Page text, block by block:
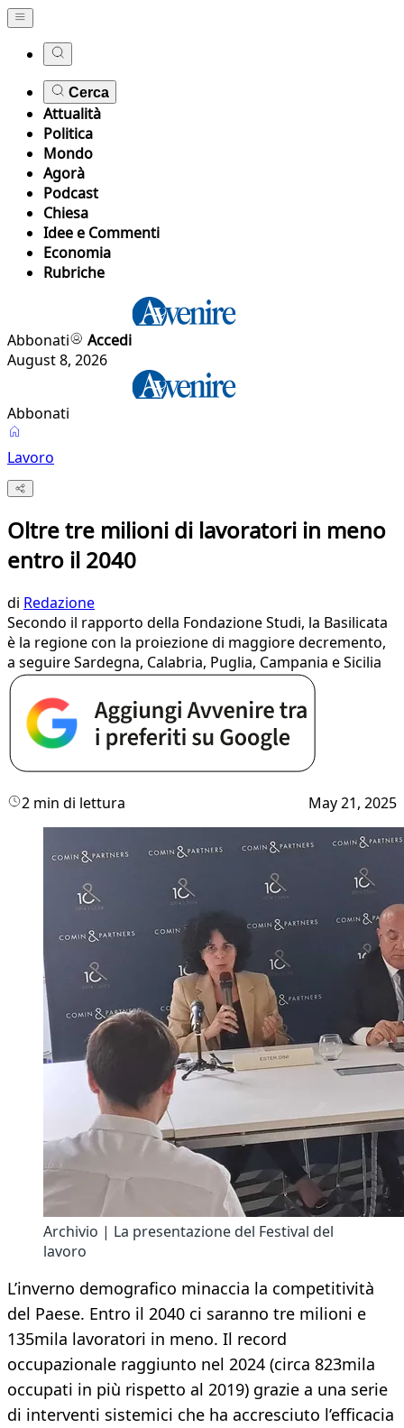
Cerca
Attualità
Politica
Mondo
Agorà
Podcast
Chiesa
Idee e Commenti
Economia
Rubriche
Abbonati
Accedi
August 8, 2026
Abbonati
Lavoro
Oltre tre milioni di lavoratori in meno
entro il 2040
di Redazione
Secondo il rapporto della Fondazione Studi, la Basilicata
è la regione con la proiezione di maggiore decremento,
a seguire Sardegna, Calabria, Puglia, Campania e Sicilia
2 min di lettura May 21, 2025
Archivio | La presentazione del Festival del
lavoro
L’inverno demografico minaccia la competitività
del Paese. Entro il 2040 ci saranno tre milioni e
135mila lavoratori in meno. Il record
occupazionale raggiunto nel 2024 (circa 823mila
occupati in più rispetto al 2019) grazie a una serie
di interventi sistemici che ha accresciuto l’efficacia